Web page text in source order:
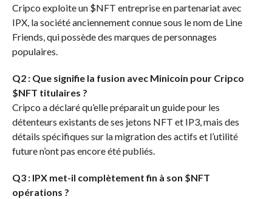
Cripco exploite un $NFT entreprise en partenariat avec
IPX, la société anciennement connue sous le nom de Line
Friends, qui possède des marques de personnages
populaires.
Q2 : Que signifie la fusion avec Minicoin pour Cripco
$NFT titulaires ?
Cripco a déclaré qu’elle préparait un guide pour les
détenteurs existants de ses jetons NFT et IP3, mais des
détails spécifiques sur la migration des actifs et l’utilité
future n’ont pas encore été publiés.
Q3 : IPX met-il complètement fin à son $NFT
opérations ?